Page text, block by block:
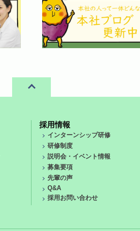
採用情報
インターンシップ研修
研修制度
説明会・イベント情報
募集要項
先輩の声
Q&A
採用お問い合わせ